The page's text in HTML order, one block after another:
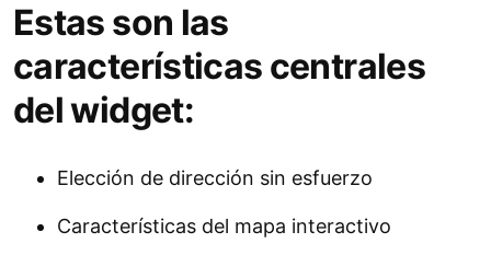
Estas son las
características centrales
del widget:
Elección de dirección sin esfuerzo
Características del mapa interactivo